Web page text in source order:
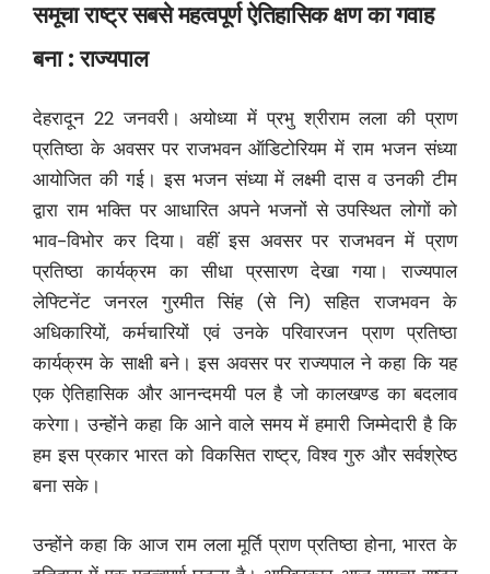
समूचा राष्ट्र सबसे महत्वपूर्ण ऐतिहासिक क्षण का गवाह
बना : राज्यपाल
देहरादून 22 जनवरी। अयोध्या में प्रभु श्रीराम लला की प्राण
प्रतिष्ठा के अवसर पर राजभवन ऑडिटोरियम में राम भजन संध्या
आयोजित की गई। इस भजन संध्या में लक्ष्मी दास व उनकी टीम
द्वारा राम भक्ति पर आधारित अपने भजनों से उपस्थित लोगों को
भाव-विभोर कर दिया। वहीं इस अवसर पर राजभवन में प्राण
प्रतिष्ठा कार्यक्रम का सीधा प्रसारण देखा गया। राज्यपाल
लेफ्टिनेंट जनरल गुरमीत सिंह (से नि) सहित राजभवन के
अधिकारियों, कर्मचारियों एवं उनके परिवारजन प्राण प्रतिष्ठा
कार्यक्रम के साक्षी बने। इस अवसर पर राज्यपाल ने कहा कि यह
एक ऐतिहासिक और आनन्दमयी पल है जो कालखण्ड का बदलाव
करेगा। उन्होंने कहा कि आने वाले समय में हमारी जिम्मेदारी है कि
हम इस प्रकार भारत को विकसित राष्ट्र, विश्व गुरु और सर्वश्रेष्ठ
बना सके।
उन्होंने कहा कि आज राम लला मूर्ति प्राण प्रतिष्ठा होना, भारत के